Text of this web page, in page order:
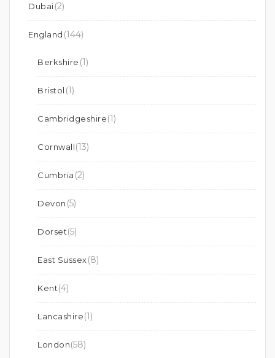
Dubai(2)
England (144)
Berkshire (1)
Bristol (1)
Cambridgeshire(1)
Cornwall(13)
Cumbria (2)
Devon (5)
Dorset(5)
East Sussex(8)
Kent(4)
Lancashire(1)
London(58)